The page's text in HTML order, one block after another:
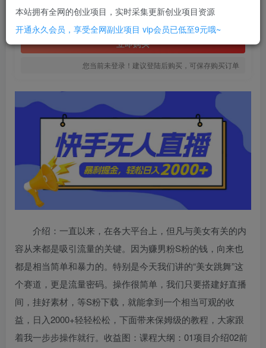
SVIP全站会员 免费
立即购买
您当前未登录！建议登陆后购买，可保存购买订单
介绍：一直以来，在各大平台上，但凡与美女有关的内
容从来都是吸引流量的关键。因为赚男粉S粉的钱，向来也
都是相当简单和暴力的。特别是今天我们讲的“美女跳舞”这
个赛道，更是流量密码。操作很简单，我们只要搭建好直播
间，挂好素材，等S粉下载，就能拿到一个相当可观的收
益，日入2000+轻轻松松，下面带来保姆级的教程，大家跟
着我一步步操作就行。收益图：课程大纲：01项目介绍02前
本站拥有全网的创业项目，实时采集更新创业项目资源
开通永久会员，享受全网副业项目 vip会员已低至9元哦~